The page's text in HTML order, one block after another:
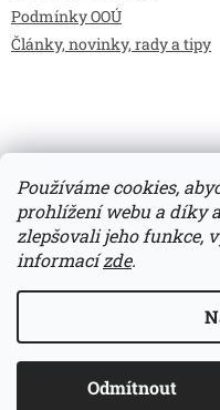
Používáme cookies,
prohlížení webu a díky
zlepšovali jeho funkce,
informacízde.
Odmítnout
Podmínky OOÚ
Články, novinky, rady a tipy
Upravit